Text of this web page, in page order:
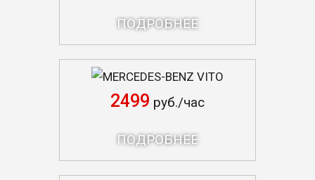
ПОДРОБНЕЕ
MERCEDES-BENZ VITO
2499 руб./час
ПОДРОБНЕЕ